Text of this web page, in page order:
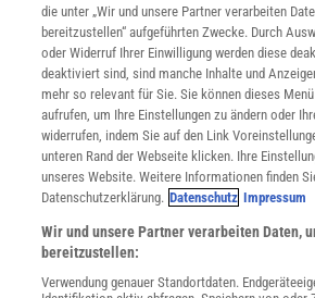
Mediadaten
Datenschutz
Nutzungsbedingungen
Cookie-Einstellungen
Utiq verwalten
Nutzungsbasierte Onlinewerbung
Alle Artikel
Impressum
Angebote für Schulen
Angebote für Institutionen
Sprachen lernen mit Gymglish
die unter „Wir und unsere Partner verarbeiten
bereitzustellen“ aufgeführten Zwecke. Durch
oder Widerruf Ihrer Einwilligung werden diese
deaktiviert sind, sind manche Inhalte und
mehr so relevant für Sie. Sie können dieses
aufrufen, um Ihre Einstellungen zu ändern oder
widerrufen, indem Sie auf den Link
unteren Rand der Webseite klicken. Ihre
unseres Website. Weitere Informationen finden
Datenschutzerklärung. Datenschutz Impressum
Wir und unsere Partner verarbeiten Daten,
bereitzustellen:
Verwendung genauer Standortdaten.